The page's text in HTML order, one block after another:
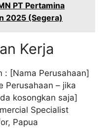
PT Pertamina
2025 (Segera)
Kerja
: [Nama Perusahaan]
Perusahaan – jika
kosongkan saja]
Specialist
Papua